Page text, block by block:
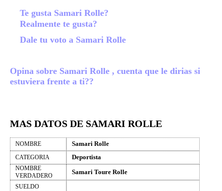
Te gusta Samari Rolle?
Realmente te gusta?
Dale tu voto a Samari Rolle
Opina sobre Samari Rolle , cuenta que le dirias si
estuviera frente a ti??
MAS DATOS DE SAMARI ROLLE
NOMBRE Samari Rolle
CATEGORIA Deportista
NOMBRE
VERDADERO
Samari Toure Rolle
SUELDO